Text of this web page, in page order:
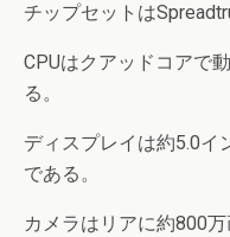
チップセットは
CPUはクアッドコアで
る。
ディスプレイは約5.0イ
である。
カメラはリアに約800